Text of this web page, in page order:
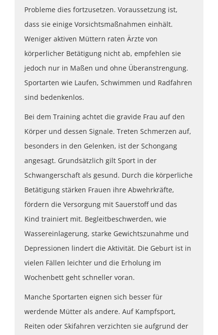
Probleme dies fortzusetzen. Voraussetzung ist,
dass sie einige Vorsichtsmaßnahmen einhält.
Weniger aktiven Müttern raten Ärzte von
körperlicher Betätigung nicht ab, empfehlen sie
jedoch nur in Maßen und ohne Überanstrengung.
Sportarten wie Laufen, Schwimmen und Radfahren
sind bedenkenlos.
Bei dem Training achtet die gravide Frau auf den
Körper und dessen Signale. Treten Schmerzen auf,
besonders in den Gelenken, ist der Schongang
angesagt. Grundsätzlich gilt Sport in der
Schwangerschaft als gesund. Durch die körperliche
Betätigung stärken Frauen ihre Abwehrkräfte,
fördern die Versorgung mit Sauerstoff und das
Kind trainiert mit. Begleitbeschwerden, wie
Wassereinlagerung, starke Gewichtszunahme und
Depressionen lindert die Aktivität. Die Geburt ist in
vielen Fällen leichter und die Erholung im
Wochenbett geht schneller voran.
Manche Sportarten eignen sich besser für
werdende Mütter als andere. Auf Kampfsport,
Reiten oder Skifahren verzichten sie aufgrund der